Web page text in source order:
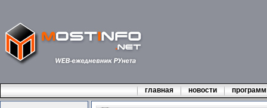
главная новости